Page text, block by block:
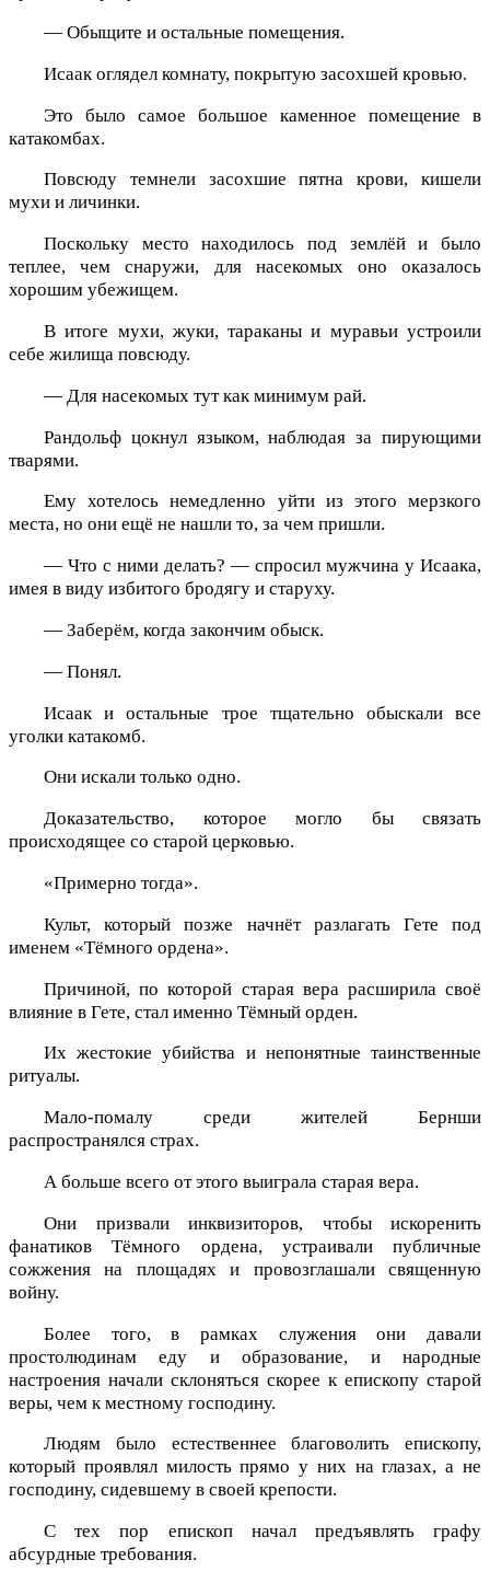
— Обыщите и остальные помещения.
Исаак оглядел комнату, покрытую засохшей кровью.
Это было самое большое каменное помещение в
катакомбах.
Повсюду темнели засохшие пятна крови, кишели
мухи и личинки.
Поскольку место находилось под землёй и было
теплее, чем снаружи, для насекомых оно оказалось
хорошим убежищем.
В итоге мухи, жуки, тараканы и муравьи устроили
себе жилища повсюду.
— Для насекомых тут как минимум рай.
Рандольф цокнул языком, наблюдая за пирующими
тварями.
Ему хотелось немедленно уйти из этого мерзкого
места, но они ещё не нашли то, за чем пришли.
— Что с ними делать? — спросил мужчина у Исаака,
имея в виду избитого бродягу и старуху.
— Заберём, когда закончим обыск.
— Понял.
Исаак и остальные трое тщательно обыскали все
уголки катакомб.
Они искали только одно.
Доказательство, которое могло бы связать
происходящее со старой церковью.
«Примерно тогда».
Культ, который позже начнёт разлагать Гете под
именем «Тёмного ордена».
Причиной, по которой старая вера расширила своё
влияние в Гете, стал именно Тёмный орден.
Их жестокие убийства и непонятные таинственные
ритуалы.
Мало-помалу среди жителей Бернши
распространялся страх.
А больше всего от этого выиграла старая вера.
Они призвали инквизиторов, чтобы искоренить
фанатиков Тёмного ордена, устраивали публичные
сожжения на площадях и провозглашали священную
войну.
Более того, в рамках служения они давали
простолюдинам еду и образование, и народные
настроения начали склоняться скорее к епископу старой
веры, чем к местному господину.
Людям было естественнее благоволить епископу,
который проявлял милость прямо у них на глазах, а не
господину, сидевшему в своей крепости.
С тех пор епископ начал предъявлять графу
абсурдные требования.